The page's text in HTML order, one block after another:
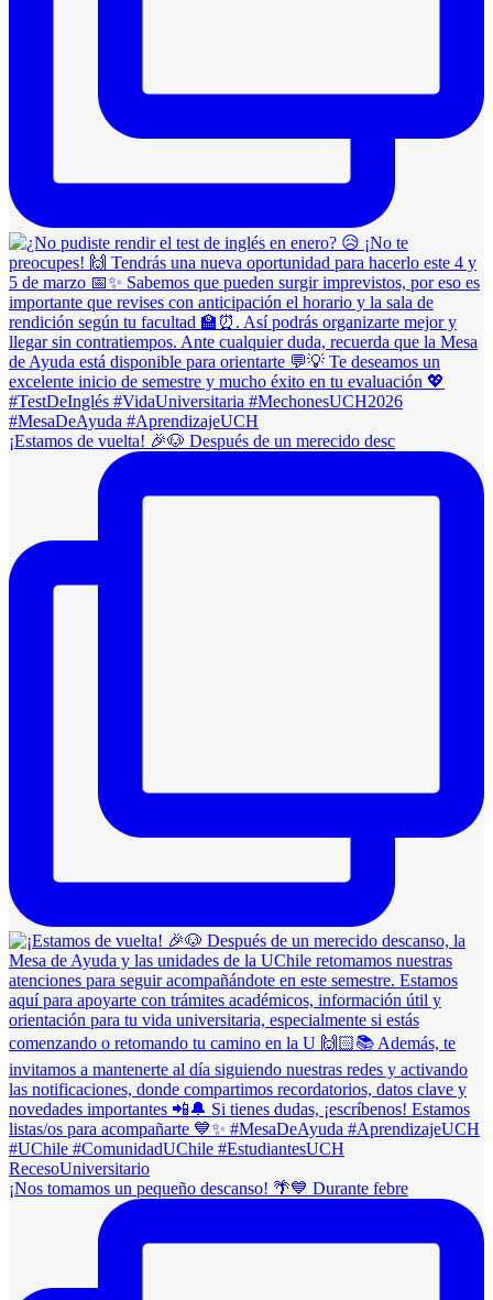
¡Estamos de vuelta! 🎉🐶 Después de un merecido desc
¡Nos tomamos un pequeño descanso! 🌴💙 Durante febre